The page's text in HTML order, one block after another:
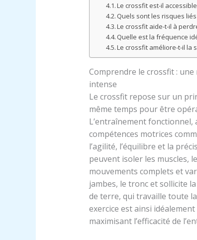
Le crossfit est-il
Quels sont les risques
Le crossfit aide-t-il à
Quelle est la fréquence
Le crossfit améliore-t-il la
Comprendre le crossfit :
intense
Le crossfit repose sur un
même temps pour être
L’entraînement
compétences motrices
l’agilité, l’équilibre et la
peuvent isoler les muscles,
mouvements complets et
jambes, le tronc et sollicite
de terre, qui travaille toute
exercice est ainsi
maximisant l’efficacité de